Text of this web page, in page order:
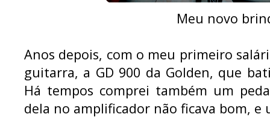
Meu novo
Anos depois, com o meu primeiro
guitarra, a GD 900 da Golden, que
Há tempos comprei também um
dela no amplificador não ficava bom, e